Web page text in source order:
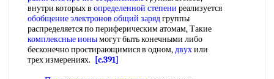
внутри которых в определенной степени реализуется
обобщение электронов общий зарядгруппы
распределяется по периферическим атомам, Такие
комплексные ионымогут быть конечными либо
бесконечно простирающимися в одном,двухили
трех измерениях.
[c.391]